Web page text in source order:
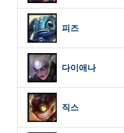
피즈
다이애나
직스